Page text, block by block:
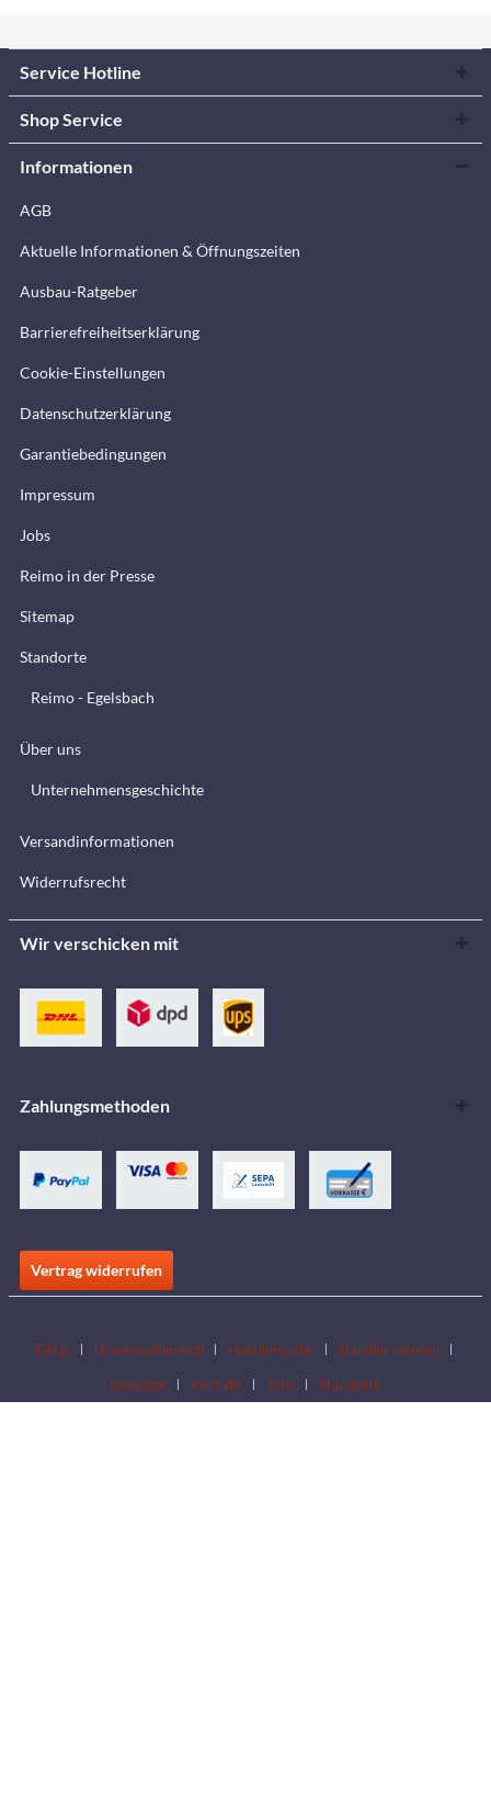
Service Hotline
Shop Service
Informationen
AGB
Aktuelle Informationen & Öffnungszeiten
Ausbau-Ratgeber
Barrierefreiheitserklärung
Cookie-Einstellungen
Datenschutzerklärung
Garantiebedingungen
Impressum
Jobs
Reimo in der Presse
Sitemap
Standorte
Reimo - Egelsbach
Über uns
Unternehmensgeschichte
Versandinformationen
Widerrufsrecht
Wir verschicken mit
Zahlungsmethoden
Vertrag widerrufen
FAQs Downloadbereich Händlersuche
Händler werden
Kataloge
Kontakt Jobs Standorte